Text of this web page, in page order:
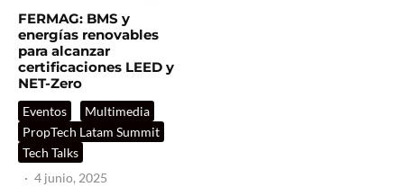
FERMAG: BMS y
energías renovables
para alcanzar
certificaciones LEED y
NET-Zero
Eventos
Multimedia
PropTech Latam Summit
Tech Talks
· 4 junio, 2025